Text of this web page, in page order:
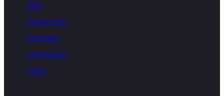
Blog
Documenti
Contatto
Changelog
Circa